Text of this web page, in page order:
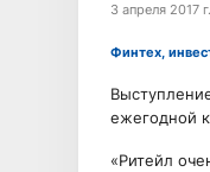
3 апреля 2017 г.
Финтех,
ежегодной
«Ритейл